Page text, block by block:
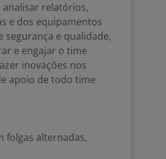
analisar relatórios,
e dos equipamentos
e qualidade,
e engajar o time
inovações nos
apoio de todo time
folgas alternadas,